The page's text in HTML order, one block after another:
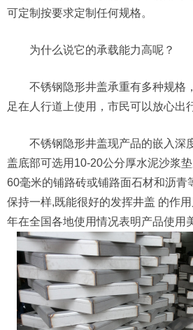
可定制按要求定制任何规格。
为什么说它的承载能力高呢？
不锈钢隐形井盖承重有多种规格
足在人行道上使用，市民可以放心出
不锈钢隐形井盖现产品的嵌入深
盖底部可选用10-20公分厚水泥沙浆
60毫米的铺路砖或铺路面石材和沥青
保持一样,既能很好的发挥井盖 的作
年在全国各地使用情况表明产品使用